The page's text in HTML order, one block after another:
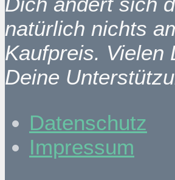
natürlich nichts
Kaufpreis. Vielen
Deine
Datenschutz
Impressum